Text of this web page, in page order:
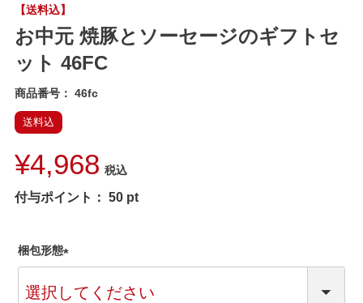
【送料込】
お中元 焼豚とソーセージのギフトセ
ット 46FC
商品番号 46fc
送料込
¥4,968 税込
付与ポイント： 50 pt
梱包形態
必